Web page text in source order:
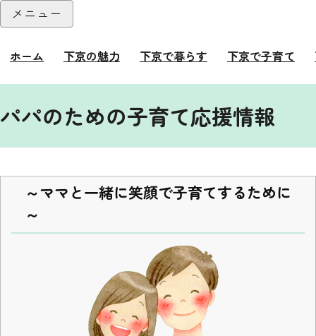
本文へ
メニュー
ホーム 下京の魅力 下京で暮らす 下京で子育て
パパのための子育て応援情報
～ママと一緒に笑顔で子育てするために
～